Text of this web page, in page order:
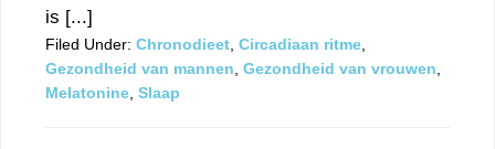
is [...]
Filed Under: Chronodieet Circadiaan ritme
Gezondheid van mannen Gezondheid van vrouwen
Melatonine Slaap